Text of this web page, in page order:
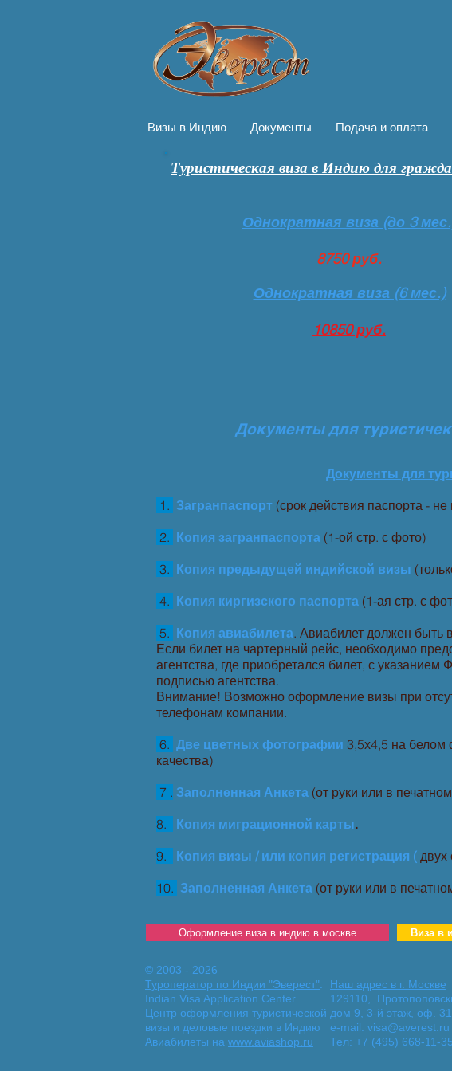
Визы в Индию Документы Подача и оплата
Туристическая виза в Индию для
Однократная виза (до 3
8750 руб.
Однократная виза (6 мес.)
10850 руб.
Документы для
Документы для
1. Загранпаспорт (срок действия паспорта -
2. Копия загранпаспорта (1-ой стр. с фото)
3. Копия предыдущей индийской визы
4. Копия киргизского паспорта (1-ая стр. с
5. Копия авиабилета. Авиабилет должен быть
Если билет на чартерный рейс, необходимо
агентства, где приобретался билет, с
подписью агентства.
Внимание! Возможно оформление визы при
телефонам компании.
6. Две цветных фотографии 3,5х4,5 на белом
качества)
7 . Заполненная Анкета (от руки или в
8.
Копия миграционной карты.
9.
Копия визы / или копия регистрация ( двух
10. Заполненная Анкета (от руки или в
Оформление виза в индию в москве Виза в
© 2003 - 2026
Туроператор по Индии "Эверест"
Indian Visa Application Center
Центр оформления туристической
визы и деловые поездки в Индию
Авиабилеты на www.aviashop.ru
Наш адреc в г. Москве
129110,
дом 9, 3-й этаж, оф.
e-mail: visa@averest.ru
Тел: +7 (495) 668-11-35